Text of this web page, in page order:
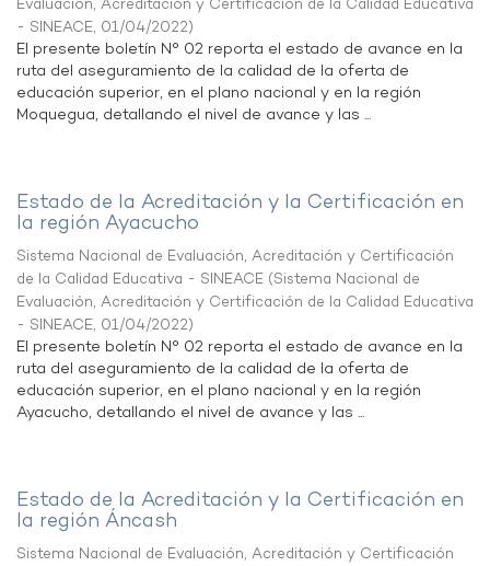
Evaluación, Acreditación y Certificación de la Calidad Educativa
- SINEACE, 01/04/2022)
El presente boletín N° 02 reporta el estado de avance en la
ruta del aseguramiento de la calidad de la oferta de
educación superior, en el plano nacional y en la región
Moquegua, detallando el nivel de avance y las ...
Estado de la Acreditación y la Certificación en
la región Ayacucho
Sistema Nacional de Evaluación, Acreditación y Certificación
de la Calidad Educativa - SINEACE (Sistema Nacional de
Evaluación, Acreditación y Certificación de la Calidad Educativa
- SINEACE, 01/04/2022)
El presente boletín N° 02 reporta el estado de avance en la
ruta del aseguramiento de la calidad de la oferta de
educación superior, en el plano nacional y en la región
Ayacucho, detallando el nivel de avance y las ...
Estado de la Acreditación y la Certificación en
la región Áncash
Sistema Nacional de Evaluación, Acreditación y Certificación